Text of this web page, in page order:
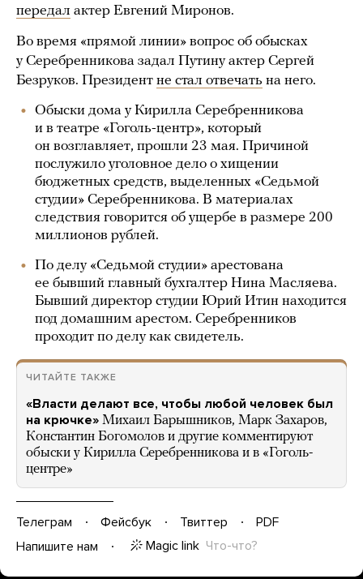
передал актер Евгений Миронов.
Во время «прямой линии» вопрос об обысках
у Серебренникова задал Путину актер Сергей
Безруков. Президент не стал отвечать на него.
Обыски дома у Кирилла Серебренникова
и в театре «Гоголь-центр», который
он возглавляет, прошли 23 мая. Причиной
послужило уголовное дело о хищении
бюджетных средств, выделенных «Седьмой
студии» Серебренникова. В материалах
следствия говорится об ущербе в размере 200
миллионов рублей.
По делу «Седьмой студии» арестована
ее бывший главный бухгалтер Нина Масляева.
Бывший директор студии Юрий Итин находится
под домашним арестом. Серебренников
проходит по делу как свидетель.
ЧИТАЙТЕ ТАКЖЕ
«Власти делают все, чтобы любой человек был
на крючке» Михаил Барышников, Марк Захаров,
Константин Богомолов и другие комментируют
обыски у Кирилла Серебренникова и в «Гоголь-
центре»
Телеграм Фейсбук Твиттер
PDF
Напишите нам
Magic link Что-что?